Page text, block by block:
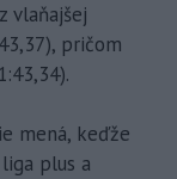
vlaňajšej
pričom
mená, keďže
plus a